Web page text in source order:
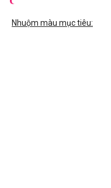
Nhuộm màu mục tiêu: